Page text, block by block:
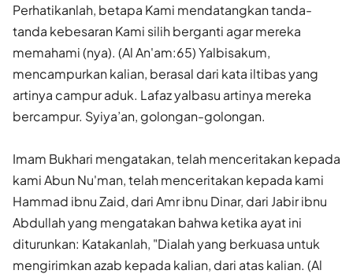
Perhatikanlah, betapa Kami mendatangkan tanda-
tanda kebesaran Kami silih berganti agar mereka
memahami (nya). (Al An'am:65) Yalbisakum,
mencampurkan kalian, berasal dari kata iltibas yang
artinya campur aduk. Lafaz yalbasu artinya mereka
bercampur. Syiya’an, golongan-golongan.
Imam Bukhari mengatakan, telah menceritakan kepada
kami Abun Nu'man, telah menceritakan kepada kami
Hammad ibnu Zaid, dari Amr ibnu Dinar, dari Jabir ibnu
Abdullah yang mengatakan bahwa ketika ayat ini
diturunkan: Katakanlah, "Dialah yang berkuasa untuk
mengirimkan azab kepada kalian, dari atas kalian. (Al